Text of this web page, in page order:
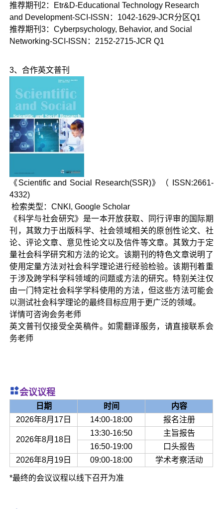
推荐期刊2：Etr&D-Educational Technology Research
and Development-SCI-ISSN：1042-1629-JCR分区Q1
推荐期刊3：Cyberpsychology, Behavior, and Social
Networking-SCI-ISSN：2152-2715-JCR Q1
3、合作英文普刊
《Scientific and Social Research(SSR)》（ ISSN:2661-
4332)
检索类型：CNKI, Google Scholar
《科学与社会研究》是一本开放获取、同行评审的国际期
刊，其致力于出版科学、社会领域相关的原创性论文、社
论、评论文章、意见性论文以及信件等文章。其致力于定
量社会科学研究和方法的论文。该期刊的特色文章说明了
使用定量方法对社会科学理论进行经验检验。该期刊着重
于涉及跨学科学科领域的问题或方法的研究。特别关注仅
由一门特定社会科学学科使用的方法，但这些方法可能会
以测试社会科学理论的最终目标应用于更广泛的领域。
详情可咨询会务老师
英文普刊仅接受全英稿件。如需翻译服务，请直接联系会
务老师
会议议程
日期 时间
内容
2026年8月17日
14:00-18:00 报名注册
2026年8月18日
13:30-16:50
主旨报告
16:50-19:00
口头报告
2026年8月19日
09:00-18:00 学术考察活动
*最终的会议议程以线下召开为准